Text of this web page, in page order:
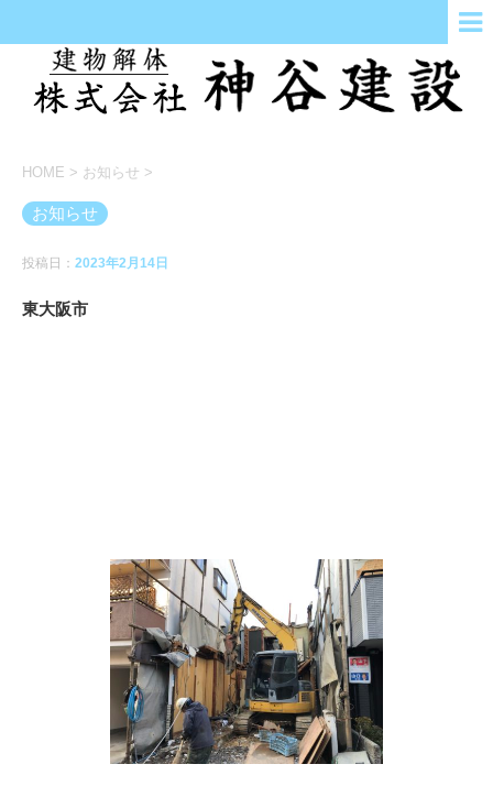
HOME > お知らせ >
お知らせ
投稿日： 2023年2月14日
東大阪市